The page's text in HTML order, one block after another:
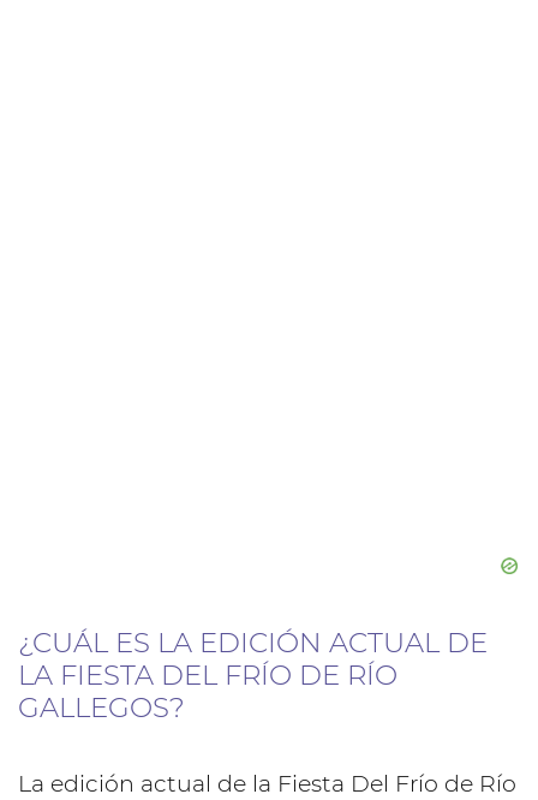
¿CUÁL ES LA EDICIÓN ACTUAL DE
LA FIESTA DEL FRÍO DE RÍO
GALLEGOS?
La edición actual de la Fiesta Del Frío de Río